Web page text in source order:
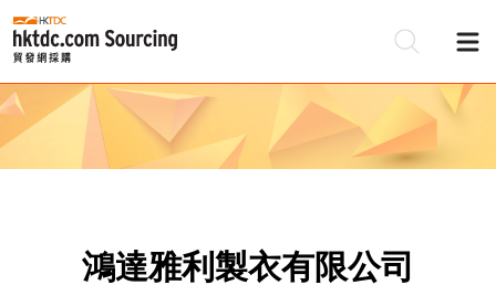
鴻達雅利製衣有限公司